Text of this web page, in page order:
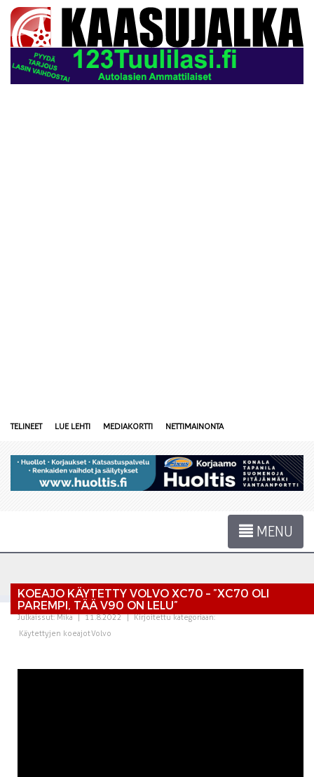
TELINEET LUE LEHTI MEDIAKORTTI NETTIMAINONTA
MENU
KOEAJO KÄYTETTY VOLVO XC70 – ”XC70 OLI
PAREMPI, TÄÄ V90 ON LELU”
Julkaissut:Mika | 11.8.2022 | Kirjoitettu kategoriaan:
Käytettyjen koeajotVolvo